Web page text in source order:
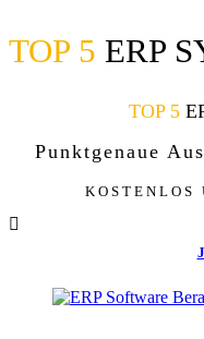
Zum
Inhalt
TOP 5 ERP
TOP 5
Punktgenaue
KOSTENLOS